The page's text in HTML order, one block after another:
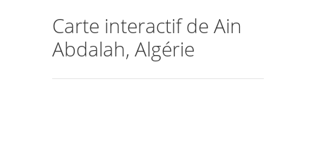
Carte interactif de Ain
Abdalah, Algérie